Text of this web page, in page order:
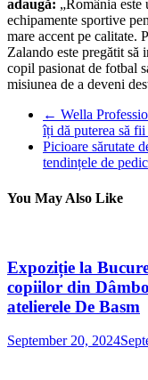
adaugă: „România
echipamente sportive
mare accent pe calitate.
Zalando este pregătit să
copil pasionat de fotbal
misiunea de a deveni
← Wella
îți dă puterea să
Picioare sărutate
tendințele de
You May Also Like
Expoziție la
copiilor din
atelierele De Basm
September 20, 2024